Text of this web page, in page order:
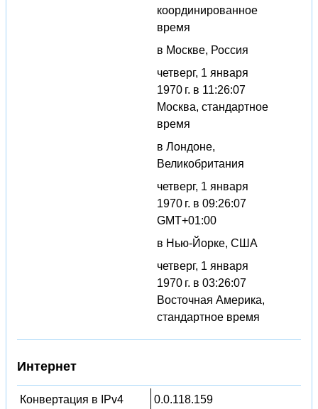
координированное
время
в Москве, Россия
четверг, 1 января
1970 г. в 11:26:07
Москва, стандартное
время
в Лондоне,
Великобритания
четверг, 1 января
1970 г. в 09:26:07
GMT+01:00
в Нью-Йорке, США
четверг, 1 января
1970 г. в 03:26:07
Восточная Америка,
стандартное время
Интернет
Конвертация в IPv4
0.0.118.159